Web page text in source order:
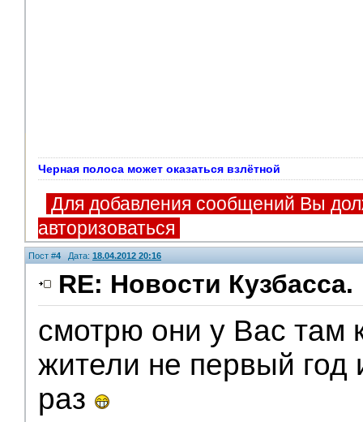
Черная полоса может оказаться взлётной
Для добавления сообщений Вы
авторизоваться
Пост #4Дата: 18.04.2012 20:16
RE: Новости Кузбасса.
смотрю они у Вас там
жители не первый год
раз
Помощники